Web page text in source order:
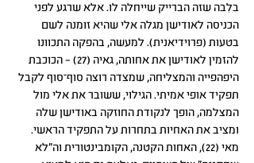
בלִבה שזה הברייק שייחלה לו. אלא שרגע לפני
הכניסה לאודישן מגלה אלי שהיא זומנה לשם
בטעות (פרוידיאנית). למעשה, בהפקה התכוונו
להזמין לאודישן את אחותה, גאיה (27) – הכוכבת
היפהפייה והמצליחה, שמצדה רוצה סוף־סוף לקבל
תפקיד אופי אמיתי. הגילוי, ששובר את אלי מול
המצלמה, הופך לנקודת החוזקה באודישן שלה
ומציב את האחיות בתחרות על התפקיד הראשי.
מאי (22), האחות הקטנה, הקומבינטורית וה"לא